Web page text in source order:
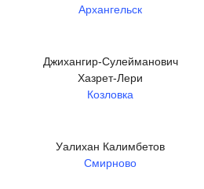
Архангельск
Джихангир-Сулейманович
Хазрет-Лери
Козловка
Уалихан Калимбетов
Смирново